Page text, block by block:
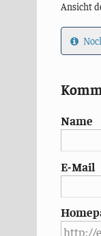
Ansicht
Name
E-Mail